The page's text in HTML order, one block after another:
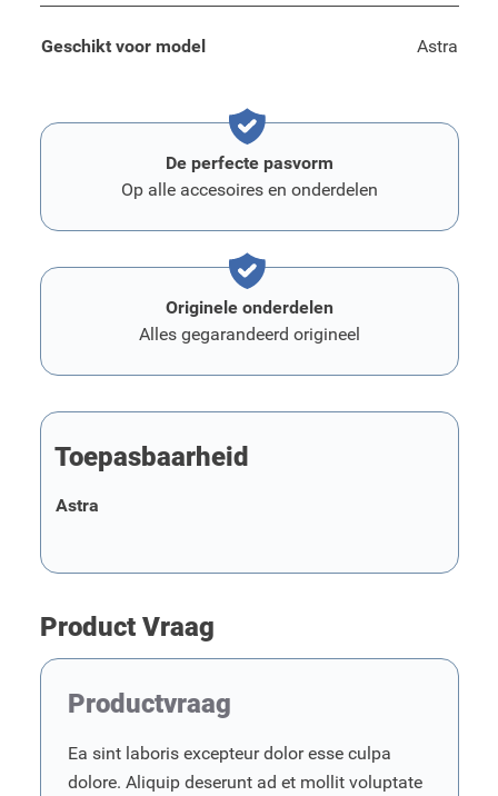
Geschikt voor model Astra
De perfecte pasvorm
Op alle accesoires en onderdelen
Originele onderdelen
Alles gegarandeerd origineel
Toepasbaarheid
Astra
Product Vraag
Productvraag
Ea sint laboris excepteur dolor esse culpa
dolore. Aliquip deserunt ad et mollit voluptate